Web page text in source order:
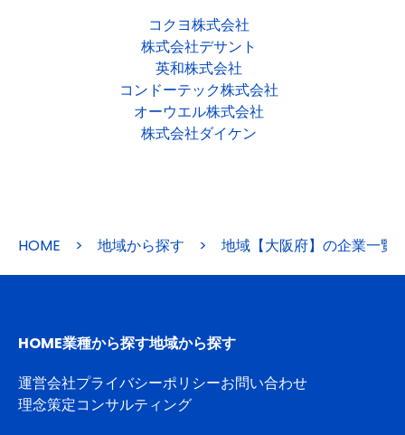
コクヨ株式会社
株式会社デサント
英和株式会社
コンドーテック株式会社
オーウエル株式会社
株式会社ダイケン
HOME > 地域から探す > 地域【大阪府】の企業一覧
HOME業種から探す地域から探す
運営会社プライバシーポリシーお問い合わせ
理念策定コンサルティング